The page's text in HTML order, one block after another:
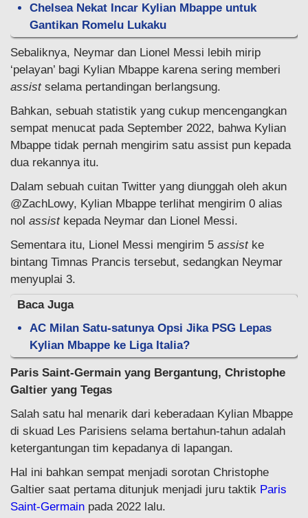
Chelsea Nekat Incar Kylian Mbappe untuk
Gantikan Romelu Lukaku
Sebaliknya, Neymar dan Lionel Messi lebih mirip
‘pelayan’ bagi Kylian Mbappe karena sering memberi
assist selama pertandingan berlangsung.
Bahkan, sebuah statistik yang cukup mencengangkan
sempat menucat pada September 2022, bahwa Kylian
Mbappe tidak pernah mengirim satu assist pun kepada
dua rekannya itu.
Dalam sebuah cuitan Twitter yang diunggah oleh akun
@ZachLowy, Kylian Mbappe terlihat mengirim 0 alias
nol assistkepada Neymar dan Lionel Messi.
Sementara itu, Lionel Messi mengirim 5 assistke
bintang Timnas Prancis tersebut, sedangkan Neymar
menyuplai 3.
Baca Juga
AC Milan Satu-satunya Opsi Jika PSG Lepas
Kylian Mbappe ke Liga Italia?
Paris Saint-Germain yang Bergantung, Christophe
Galtier yang Tegas
Salah satu hal menarik dari keberadaan Kylian Mbappe
di skuad Les Parisiens selama bertahun-tahun adalah
ketergantungan tim kepadanya di lapangan.
Hal ini bahkan sempat menjadi sorotan Christophe
Galtier saat pertama ditunjuk menjadi juru taktik Paris
Saint-Germain pada 2022 lalu.